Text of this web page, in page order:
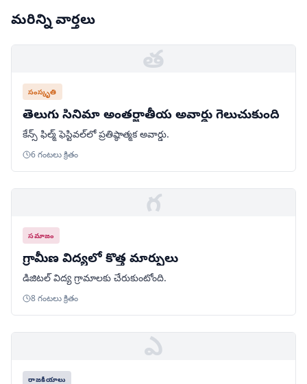
మరిన్ని వార్తలు
త
సంస్కృతి
తెలుగు సినిమా అంతర్జాతీయ అవార్డు గెలుచుకుంది
కేన్స్ ఫిల్మ్ ఫెస్టివల్‌లో ప్రతిష్ఠాత్మక అవార్డు.
6 గంటలు క్రితం
గ
సమాజం
గ్రామీణ విద్యలో కొత్త మార్పులు
డిజిటల్ విద్య గ్రామాలకు చేరుకుంటోంది.
8 గంటలు క్రితం
ఎ
రాజకీయాలు